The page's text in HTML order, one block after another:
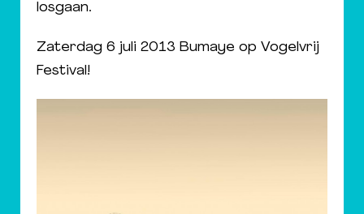
losgaan.
Zaterdag 6 juli 2013 Bumaye op Vogelvrij
Festival!